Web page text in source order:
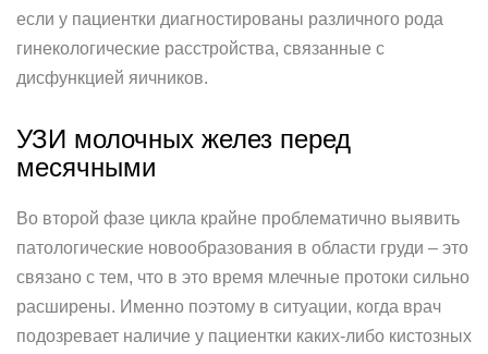
если у пациентки диагностированы различного рода
гинекологические расстройства, связанные с
дисфункцией яичников.
УЗИ молочных желез перед
месячными
Во второй фазе цикла крайне проблематично выявить
патологические новообразования в области груди – это
связано с тем, что в это время млечные протоки сильно
расширены. Именно поэтому в ситуации, когда врач
подозревает наличие у пациентки каких-либо кистозных